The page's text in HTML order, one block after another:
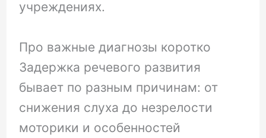
учреждениях.
Про важные диагнозы коротко
Задержка речевого развития
бывает по разным причинам: от
снижения слуха до незрелости
моторики и особенностей